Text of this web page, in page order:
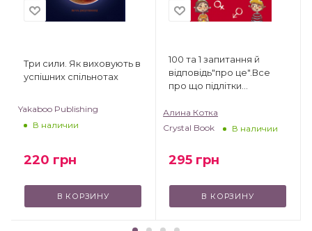
Три сили. Як виховують в
успішних спільнотах
Yakaboo Publishing
В наличии
220 грн
В КОРЗИНУ
100 та 1 запитання й
відповідь"про це".Все
про що підлітки
дорослими
Алина Котка
Crystal Book
В наличии
295 грн
В КОРЗИНУ